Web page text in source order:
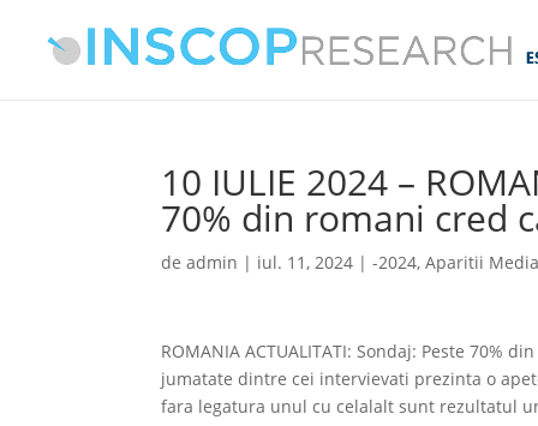
10 IULIE 2024 –
70% din romani cred
deadmin | iul. 11, 2024 |-2024,Aparitii
ROMANIA ACTUALITATI: Sondaj: Peste 70%
jumatate dintre cei intervievati prezinta o
fara legatura unul cu celalalt sunt rezultatul